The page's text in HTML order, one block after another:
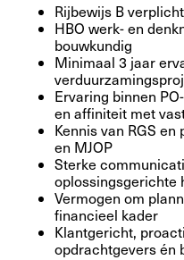
Rijbewijs B verplicht
HBO werk- en
bouwkundig
Minimaal 3 jaar
Ervaring binnen
en affiniteit met
Kennis van RGS
en MJOP
Sterke
oplossingsgerichte
Vermogen om
financieel kader
Klantgericht,
opdrachtgevers én